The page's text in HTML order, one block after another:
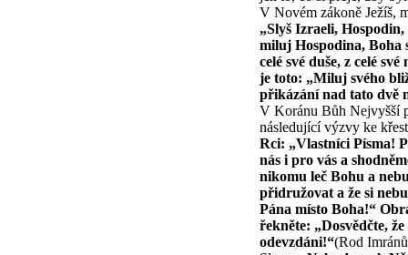
V Novém zákoně Ježíš,
„Slyš Izraeli,
miluj Hospodina, Boha
celé své duše, z celé
je toto: „Miluj svého
přikázání nad tato dvě
V Koránu Bůh Nejvyšší
následující výzvy ke
Rci: „Vlastníci Písma!
nás i pro vás a
nikomu leč Bohu a
přidružovat a že si
Pána místo Boha!“
řekněte: „Dosvědčte,
odevzdáni!“(Rod